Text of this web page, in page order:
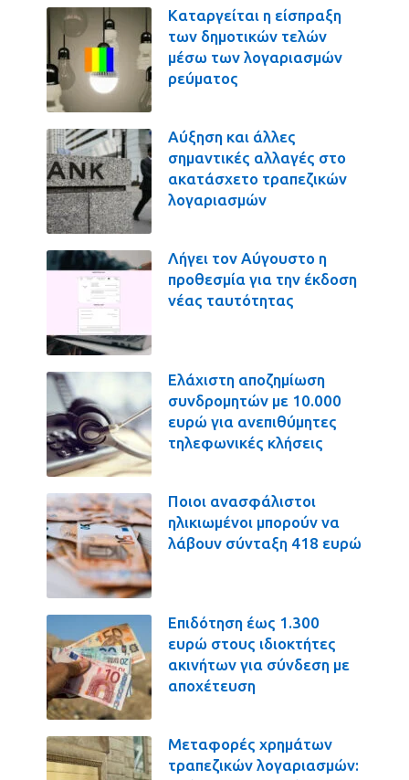
Καταργείται η είσπραξη
των δημοτικών τελών
μέσω των λογαριασμών
ρεύματος
Αύξηση και άλλες
σημαντικές αλλαγές στο
ακατάσχετο τραπεζικών
λογαριασμών
Λήγει τον Αύγουστο η
προθεσμία για την έκδοση
νέας ταυτότητας
Ελάχιστη αποζημίωση
συνδρομητών με 10.000
ευρώ για ανεπιθύμητες
τηλεφωνικές κλήσεις
Ποιοι ανασφάλιστοι
ηλικιωμένοι μπορούν να
λάβουν σύνταξη 418 ευρώ
Επιδότηση έως 1.300
ευρώ στους ιδιοκτήτες
ακινήτων για σύνδεση με
αποχέτευση
Μεταφορές χρημάτων
τραπεζικών λογαριασμών: